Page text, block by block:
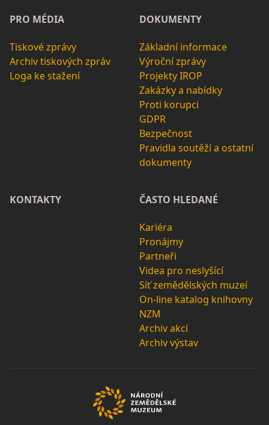
PRO MÉDIA
Tiskové zprávy
Archiv tiskových zpráv
Loga ke stažení
DOKUMENTY
Základní informace
Výroční zprávy
Projekty IROP
Zakázky a nabídky
Proti korupci
GDPR
Bezpečnost
Pravidla soutěží a ostatní
dokumenty
KONTAKTY ČASTO HLEDANÉ
Kariéra
Pronájmy
Partneři
Videa pro neslyšící
Síť zemědělských muzeí
On-line katalog knihovny
NZM
Archiv akcí
Archiv výstav